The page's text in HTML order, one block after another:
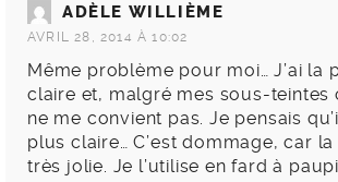
ADÈLE WILLIÈME
AVRIL 28, 2014 À 10:02
Même problème pour moi… J’ai la
claire et, malgré mes sous-teintes
ne me convient pas. Je pensais
plus claire… C’est dommage, car
très jolie. Je l’utilise en fard à